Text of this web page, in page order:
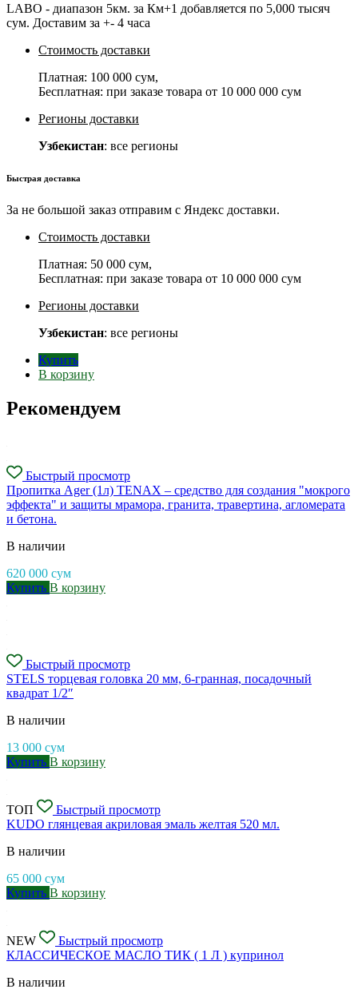
LABO - диапазон 5км. за Км+1 добавляется по 5,000 тысяч
сум. Доставим за +- 4 часа
Стоимость доставки
Платная: 100 000 сум,
Бесплатная: при заказе товара от 10 000 000 сум
Регионы доставки
Узбекистан: все регионы
Быстрая доставка
За не большой заказ отправим с Яндекс доставки.
Стоимость доставки
Платная: 50 000 сум,
Бесплатная: при заказе товара от 10 000 000 сум
Регионы доставки
Узбекистан: все регионы
Купить
В корзину
Рекомендуем
Быстрый просмотр
Пропитка Ager (1л) TENAX – средство для создания "мокрого
эффекта" и защиты мрамора, гранита, травертина, агломерата
и бетона.
В наличии
620 000 сум
Купить В корзину
Быстрый просмотр
STELS торцевая головка 20 мм, 6-гранная, посадочный
квадрат 1/2″
В наличии
13 000 сум
Купить В корзину
ТОП
Быстрый просмотр
KUDO глянцевая акриловая эмаль желтая 520 мл.
В наличии
65 000 сум
Купить В корзину
NEW
Быстрый просмотр
КЛАССИЧЕСКОЕ МАСЛО ТИК ( 1 Л ) купринол
В наличии